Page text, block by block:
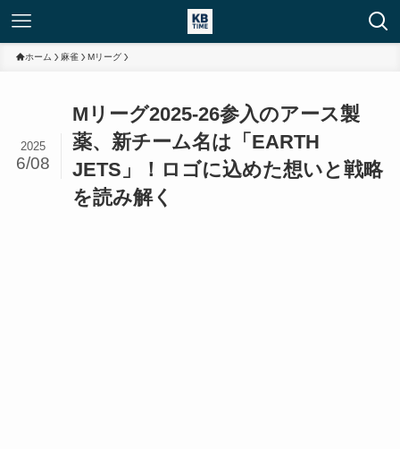
ホーム 麻雀 Mリーグ
Mリーグ2025-26参入のアース製
薬、新チーム名は「EARTH
JETS」！ロゴに込めた想いと戦略
を読み解く
2025
6/08